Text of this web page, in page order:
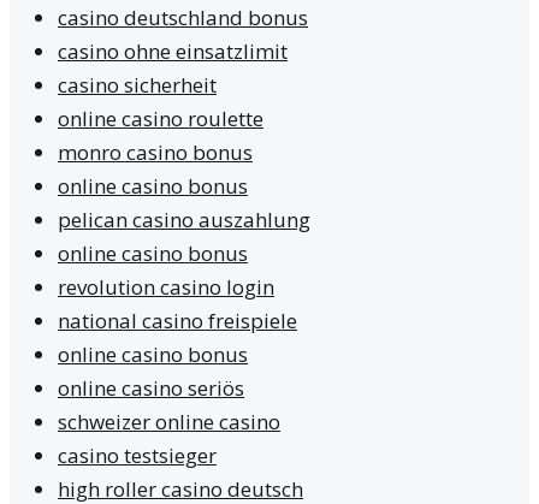
casino deutschland bonus
casino ohne einsatzlimit
casino sicherheit
online casino roulette
monro casino bonus
online casino bonus
pelican casino auszahlung
online casino bonus
revolution casino login
national casino freispiele
online casino bonus
online casino seriös
schweizer online casino
casino testsieger
high roller casino deutsch